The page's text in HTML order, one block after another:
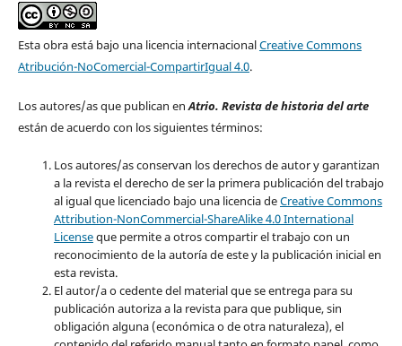
Esta obra está bajo una licencia internacionalCreative Commons
Atribución-NoComercial-CompartirIgual 4.0.
Los autores/as que publican enAtrio. Revista de historia del arte
están de acuerdo con los siguientes términos:
Los autores/as conservan los derechos de autor y garantizan
a la revista el derecho de ser la primera publicación del trabajo
al igual que licenciado bajo una licencia deCreative Commons
Attribution-NonCommercial-ShareAlike 4.0 International
Licenseque permite a otros compartir el trabajo con un
reconocimiento de la autoría de este y la publicación inicial en
esta revista.
El autor/a o cedente del material que se entrega para su
publicación autoriza a la revista para que publique, sin
obligación alguna (económica o de otra naturaleza), el